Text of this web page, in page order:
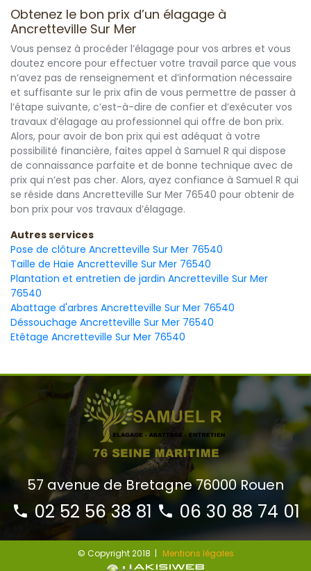
Obtenez le bon prix d’un élagage à
Ancretteville Sur Mer
Vous pensez à procéder l’élagage pour vos arbres et vous
doutez encore pour effectuer votre travail parce que vous
n’avez pas de renseignement et d’information nécessaire
et suffisante sur le prix afin de vous permettre de passer à
l’étape suivante, c’est-à-dire de confier et d’exécuter vos
travaux d’élagage au professionnel qui offre de bon prix.
Alors, pour avoir de bon prix qui est adéquat à votre
possibilité financière, faites appel à Samuel R qui dispose
de connaissance parfaite et de bonne technique avec de
prix qui n’est pas cher. Alors, ayez confiance à Samuel R qui
se réside dans Ancretteville Sur Mer 76540 pour obtenir de
bon prix pour vos travaux d’élagage.
Autres services
Pose de clôture Ancretteville Sur Mer 76540
Taille de Haie Ancretteville Sur Mer 76540
Plantation et entretien de jardin Ancretteville Sur Mer
76540
Abattage d'arbres Ancretteville Sur Mer 76540
Déssouchage Ancretteville Sur Mer 76540
Etêtage Ancretteville Sur Mer 76540
57 avenue de Bretagne 76000 Rouen
02 52 56 38 81 06 30 88 74 01
© Copyright 2018 | Mentions légales